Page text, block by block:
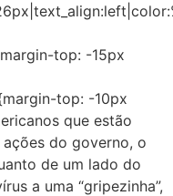
top: -15px
top: -10px
que estão
do governo, o
de um lado do
a uma “gripezinha”,